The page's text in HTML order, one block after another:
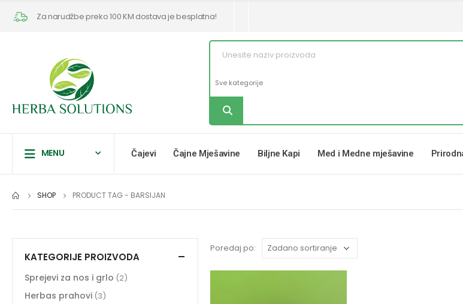
Za narudžbe preko 100 KM dostava je besplatna!
MENU Čajevi Čajne Mješavine Biljne Kapi Med i Medne mješavine
SHOP PRODUCT TAG - BARSIJAN
Poredaj po:
KATEGORIJE PROIZVODA
Sprejevi za nos i grlo (2)
Herbas prahovi (3)